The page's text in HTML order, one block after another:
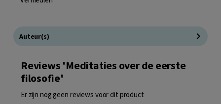
Auteur(s)
Reviews 'Meditaties over de eerste
filosofie'
Er zijn nog geen reviews voor dit product